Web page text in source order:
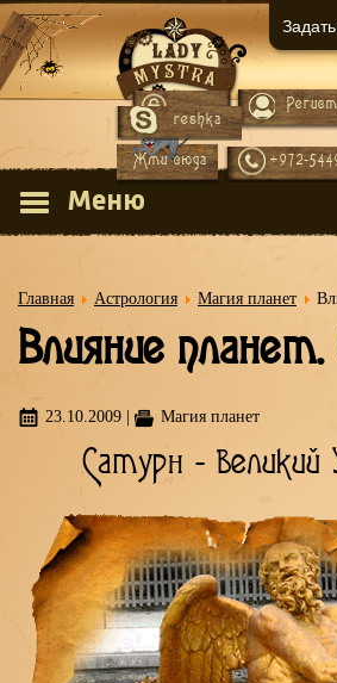
Вход
Жми сюда +972-
reshka
Меню
Главная Астрология Магия планет
Влияние
23.10.2009 Магия планет
Сатурн - великий